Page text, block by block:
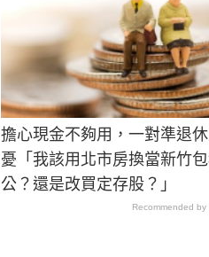
擔心現金不夠用，一對準退
憂「我該用北市房換當新竹
公？還是改買定存股？」
Recommended by